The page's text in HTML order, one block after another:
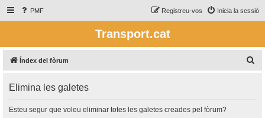
PMF Inicia la sessió
Registreu-vos
Transport.cat
Índex del fòrum
c
Elimina les galetes
Esteu segur que voleu eliminar totes les galetes creades pel fòrum?